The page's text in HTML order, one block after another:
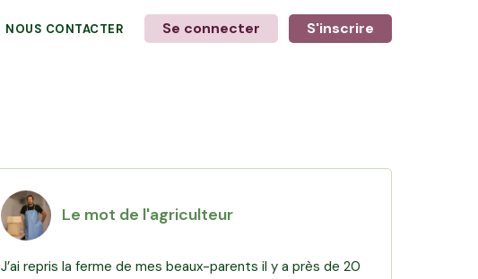
NOUS CONTACTER Se connecter S'inscrire
Le mot de l'agriculteur
J’ai repris la ferme de mes beaux-parents il y a près de 20